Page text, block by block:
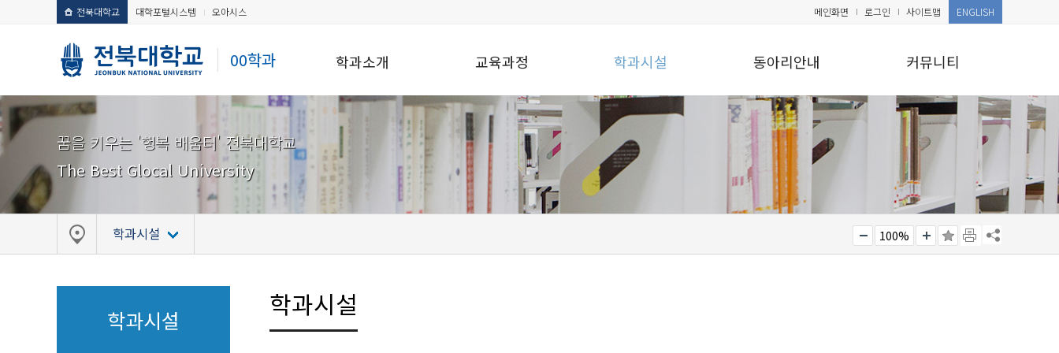
전북대학교 대학포털시스템 오아시스
00학과
메인화면 로그인 사이트맵 ENGLISH
학과소개 교육과정 학과시설 동아리안내 커뮤니티
꿈을 키우는 '행복 배움터' 전북대학교
The Best Glocal University
학과시설 100%
학과시설 학과시설